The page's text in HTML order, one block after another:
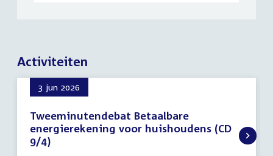
Activiteiten
3 jun 2026
Tweeminutendebat Betaalbare
energierekening voor huishoudens (CD
9/4)